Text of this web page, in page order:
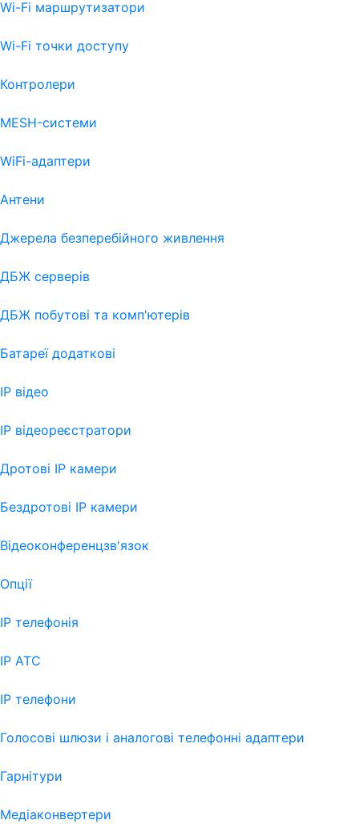
Wi-Fi маршрутизатори
Wi-Fi точки доступу
Контролери
MESH-системи
WiFi-адаптери
Антени
Джерела безперебійного живлення
ДБЖ серверів
ДБЖ побутові та комп'ютерів
Батареї додаткові
IP відео
IP відеореєстратори
Дротові IP камери
Бездротові IP камери
Відеоконференцзв'язок
Опції
IP телефонія
IP АТС
IP телефони
Голосові шлюзи і аналогові телефонні адаптери
Гарнітури
Медіаконвертери